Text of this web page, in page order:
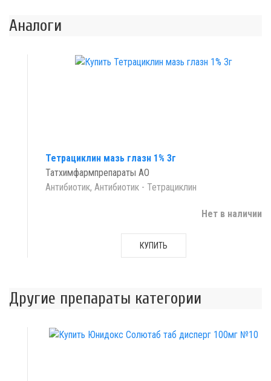
Аналоги
Тетрациклин мазь глазн 1% 3г
Татхимфармпрепараты АО
Антибиотик, Антибиотик - Тетрациклин
Нет в наличии
КУПИТЬ
Другие препараты категории